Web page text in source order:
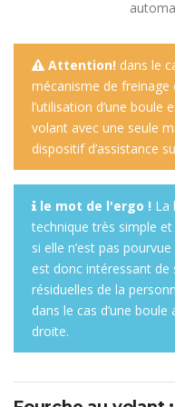
Attention! dans le
mécanisme de freinage
l’utilisation d’une boule
volant avec une seule
dispositif d’assistance
le mot de l'ergo ! La
technique très simple
si elle n’est pas
est donc intéressant de
résiduelles de la
dans le cas d’une
droite.